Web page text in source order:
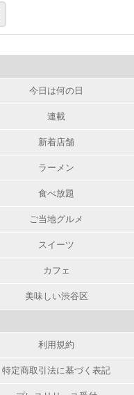
今日は何の日
連載
新着店舗
ラーメン
食べ放題
ご当地グルメ
スイーツ
カフェ
美味しい渋谷区
利用規約
特定商取引法に基づく表記